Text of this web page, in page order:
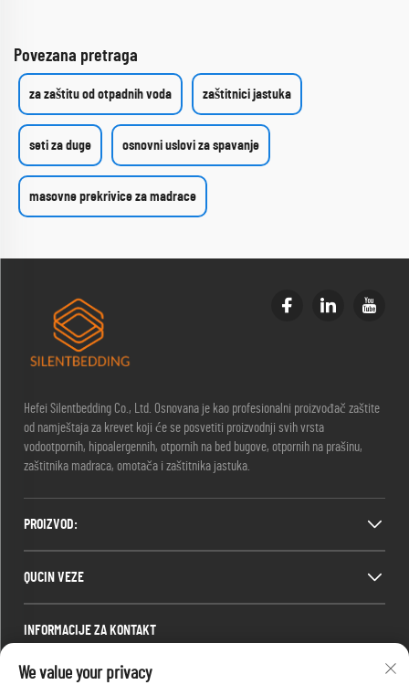
Povezana pretraga
za zaštitu od otpadnih voda zaštitnici jastuka
seti za duge osnovni uslovi za spavanje
masovne prekrivice za madrace
Hefei Silentbedding Co., Ltd. Osnovana je kao profesionalni proizvođač zaštite
od namještaja za krevet koji će se posvetiti proizvodnji svih vrsta
vodootpornih, hipoalergennih, otpornih na bed bugove, otpornih na prašinu,
zaštitnika madraca, omotača i zaštitnika jastuka.
PROIZVOD:
QUCIN VEZE
INFORMACIJE ZA KONTAKT
Office add : Soba 1910, blok C, centar grada Huijing, Wangjiang West Road,
We value your privacy